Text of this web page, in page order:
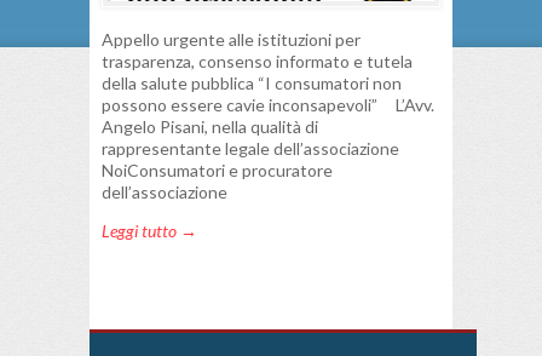
Appello urgente alle istituzioni per
trasparenza, consenso informato e tutela
della salute pubblica “I consumatori non
possono essere cavie inconsapevoli” L’Avv.
Angelo Pisani, nella qualità di
rappresentante legale dell’associazione
NoiConsumatori e procuratore
dell’associazione
Leggi tutto →